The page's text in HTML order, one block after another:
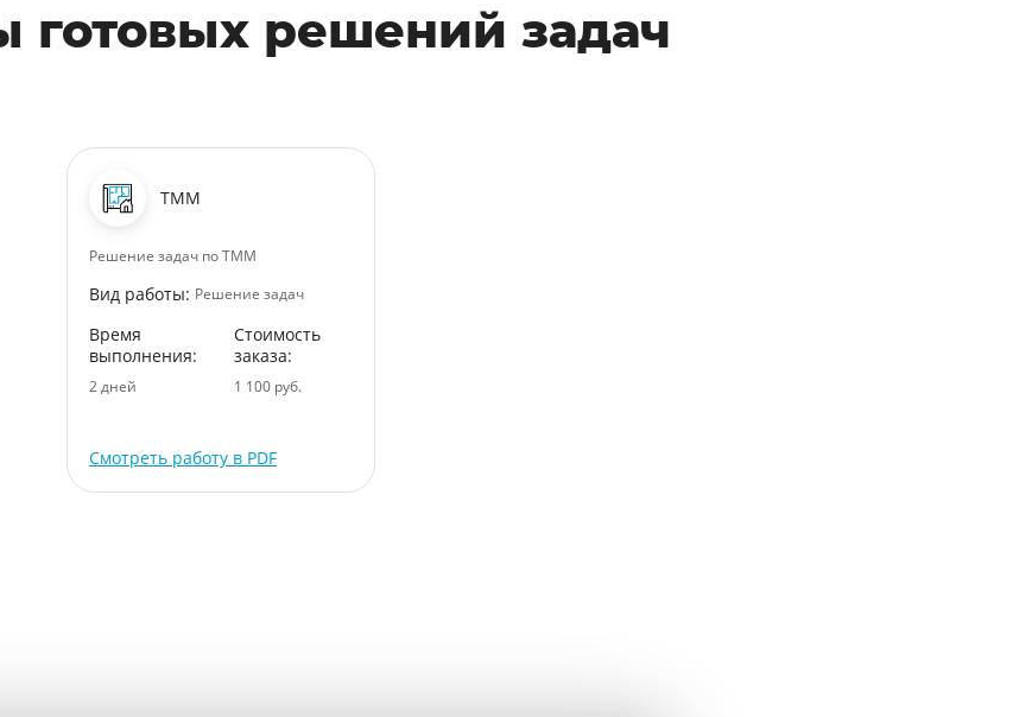
готовых решений задач
ТММ
Решение задач по ТММ
Вид работы: Решение задач
Время
выполнения:
2 дней
Стоимость
заказа:
1 100 руб.
Смотреть работу в PDF